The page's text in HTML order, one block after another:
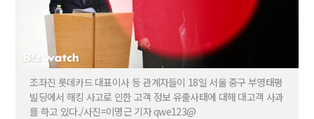
조좌진 롯데카드 대표이사 등 관계자들이 18일 서울 중구 부영태평
빌딩에서 해킹 사고로 인한 고객 정보 유출사태에 대해 대고객 사과
를 하고 있다./사진=이명근 기자 qwe123@